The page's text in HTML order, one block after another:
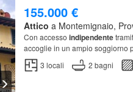
155.000 €
Attico a Montemignaio,
Con accesso indipendente
accoglie in un ampio soggiorno
3 locali 2 bagni